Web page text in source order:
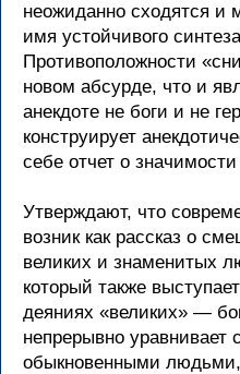
неожиданно сходятся и
имя устойчивого
Противоположности
новом абсурде, что и
анекдоте не боги и не
конструирует
себе отчет о
Утверждают, что
возник как рассказ о
великих и знаменитых
который также
деяниях «великих» —
непрерывно уравнивает
обыкновенными